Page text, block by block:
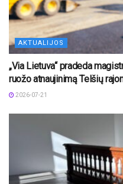
AKTUALIJOS
„Via Lietuva“ pradeda
ruožo atnaujinimą Telšių
2026-07-21